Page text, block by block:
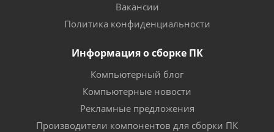
Вакансии
Политика конфиденциальности
Информация о сборке ПК
Компьютерный блог
Компьютерные новости
Рекламные предложения
Производители компонентов для сборки ПК